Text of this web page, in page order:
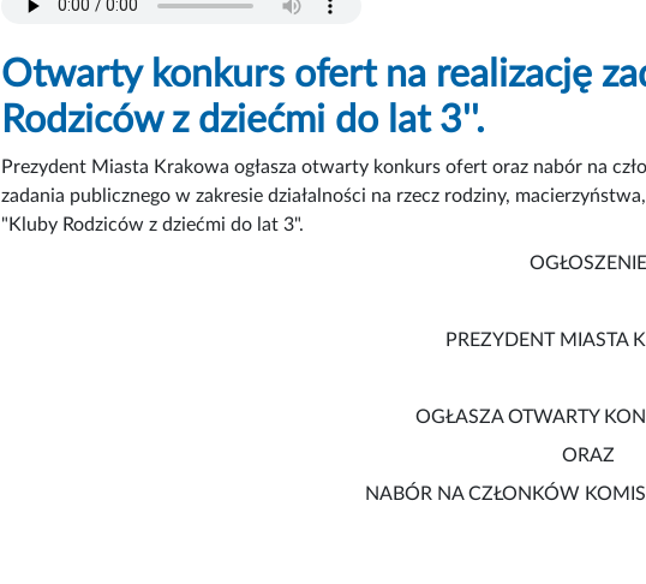
Otwarty konkurs ofert na realizację
Rodziców z dziećmi do lat 3''.
Prezydent Miasta Krakowa ogłasza otwarty konkurs ofert oraz nabór na
zadania publicznego w zakresie działalności na rzecz rodziny,
"Kluby Rodziców z dziećmi do lat 3".
OGŁOSZENIE
PREZYDENT MIASTA
OGŁASZA OTWARTY
ORAZ
NABÓR NA CZŁONKÓW